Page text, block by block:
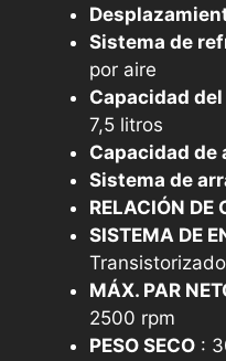
Sistema de
por aire
Capacidad
7,5 litros
Capacidad de
Sistema de
RELACIÓN DE
SISTEMA DE
Transistorizado
MÁX. PAR
2500 rpm
PESO SECO :